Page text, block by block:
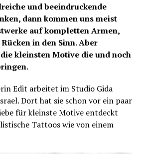
und beeindruckende
dann kommen uns meist
auf kompletten Armen,
in den Sinn. Aber
kleinsten Motive die und noch
Edit arbeitet im Studio Gida
Dort hat sie schon vor ein paar
für kleinste Motive entdeckt
Tattoos wie von einem